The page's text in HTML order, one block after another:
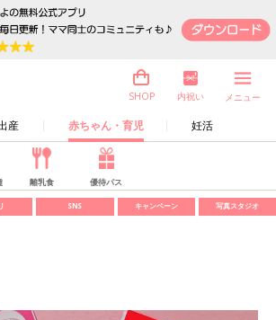
産 赤ちゃん・育児 妊活
SHOP 内祝い メニュー
離乳食 優待パス
SNS キャンペーン 写真スタジオ